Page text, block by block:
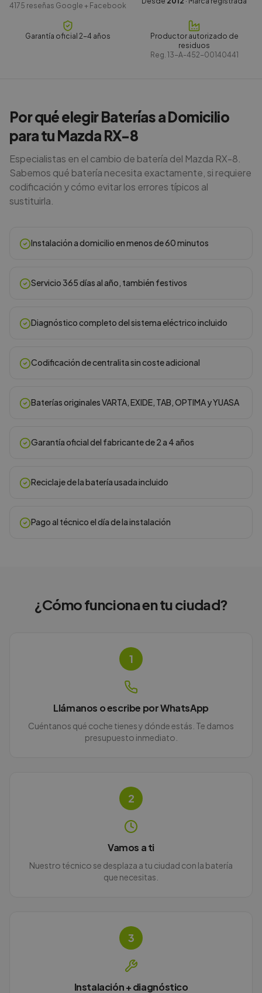
4175 reseñas Google + Facebook
Garantía oficial 2-4 años
Productor autorizado de
residuos
Reg. 13-A-452-00140441
Por qué elegir Baterías a Domicilio
para tu Mazda RX-8
Especialistas en el cambio de batería del Mazda RX-8.
Sabemos qué batería necesita exactamente, si requiere
codificación y cómo evitar los errores típicos al
sustituirla.
Instalación a domicilio en menos de 60 minutos
Servicio 365 días al año, también festivos
Diagnóstico completo del sistema eléctrico incluido
Codificación de centralita sin coste adicional
Baterías originales VARTA, EXIDE, TAB, OPTIMA y YUASA
Garantía oficial del fabricante de 2 a 4 años
Reciclaje de la batería usada incluido
Pago al técnico el día de la instalación
¿Cómo funciona entu ciudad?
1
Llámanos o escribe por WhatsApp
Cuéntanos qué coche tienes y dónde estás. Te damos
presupuesto inmediato.
2
Vamos a ti
Nuestro técnico se desplaza a tu ciudad con la batería
que necesitas.
3
Instalación + diagnóstico